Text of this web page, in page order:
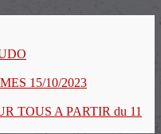
15/10/2023
TOUS A PARTIR du 11